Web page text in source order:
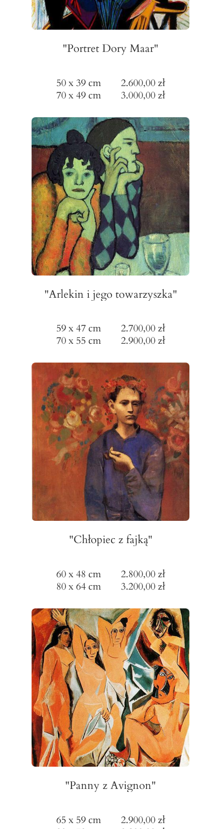
65 x 59 cm 2.900,00 zł
"Panny z Avignon"
60 x 48 cm 2.800,00 zł
80 x 64 cm 3.200,00 zł
"Chłopiec z fajką"
59 x 47 cm 2.700,00 zł
70 x 55 cm 2.900,00 zł
"Arlekin i jego towarzyszka"
50 x 39 cm 2.600,00 zł
70 x 49 cm 3.000,00 zł
"Portret Dory Maar"